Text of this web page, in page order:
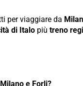
per viaggiare da
di Italo più treno
e Forli?